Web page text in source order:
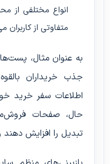
انواع مختلفی از
متفاوتی از کاربران
به عنوان مثال،
جذب خریداران
اطلاعات سفر خرید
حال، صفحات
تبدیل را افزایش